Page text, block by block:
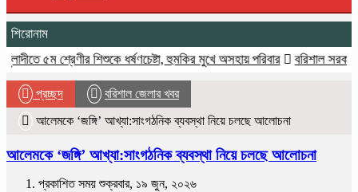
শিরোনাম
শ্রেণীর শিশুকে ধর্ষণচেষ্টা, হুমকির মুখে অসহায় পরিবার
বরিশাল সরকারি কলেজ
প্রচ্ছদ
বরিশাল জেলার খবর
আলেমকে ‘জঙ্গি’ আখ্যা:সাংগঠনিক ব্যবস্থা নিয়ে চলছে আলোচনা
আলেমকে ‘জঙ্গি’ আখ্যা:সাংগঠনিক ব্যবস্থা নিয়ে চলছে আলোচনা
প্রকাশিত সময় শুক্রবার, ১৯ জুন, ২০২৬